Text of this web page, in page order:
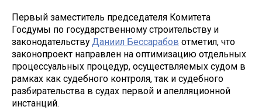
Первый заместитель председателя Комитета
Госдумы по государственному строительству и
законодательствуДаниил Бессарабов отметил, что
законопроект направлен на оптимизацию отдельных
процессуальных процедур, осуществляемых судом в
рамках как судебного контроля, так и судебного
разбирательства в судах первой и апелляционной
инстанций.